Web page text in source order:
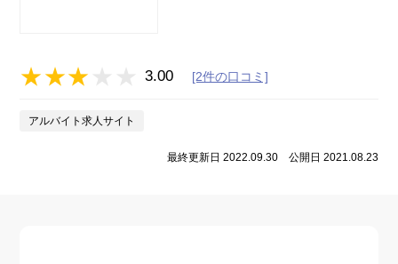
3.00 [2件の口コミ]
アルバイト求人サイト
最終更新日 2022.09.30 公開日 2021.08.23